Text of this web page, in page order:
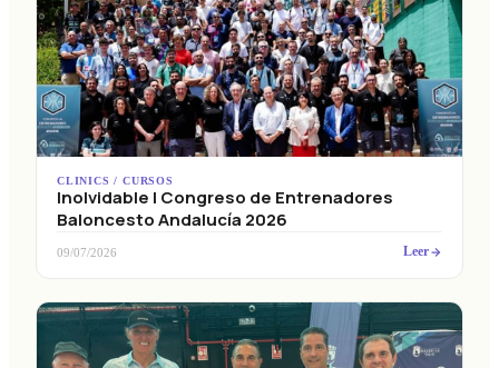
CLINICS / CURSOS
Inolvidable I Congreso de Entrenadores
Baloncesto Andalucía 2026
09/07/2026 Leer